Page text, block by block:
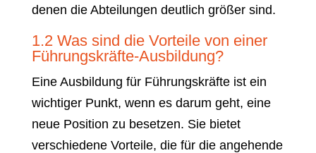
denen die Abteilungen deutlich größer sind.
1.2 Was sind die Vorteile von einer
Führungskräfte-Ausbildung?
Eine Ausbildung für Führungskräfte ist ein
wichtiger Punkt, wenn es darum geht, eine
neue Position zu besetzen. Sie bietet
verschiedene Vorteile, die für die angehende